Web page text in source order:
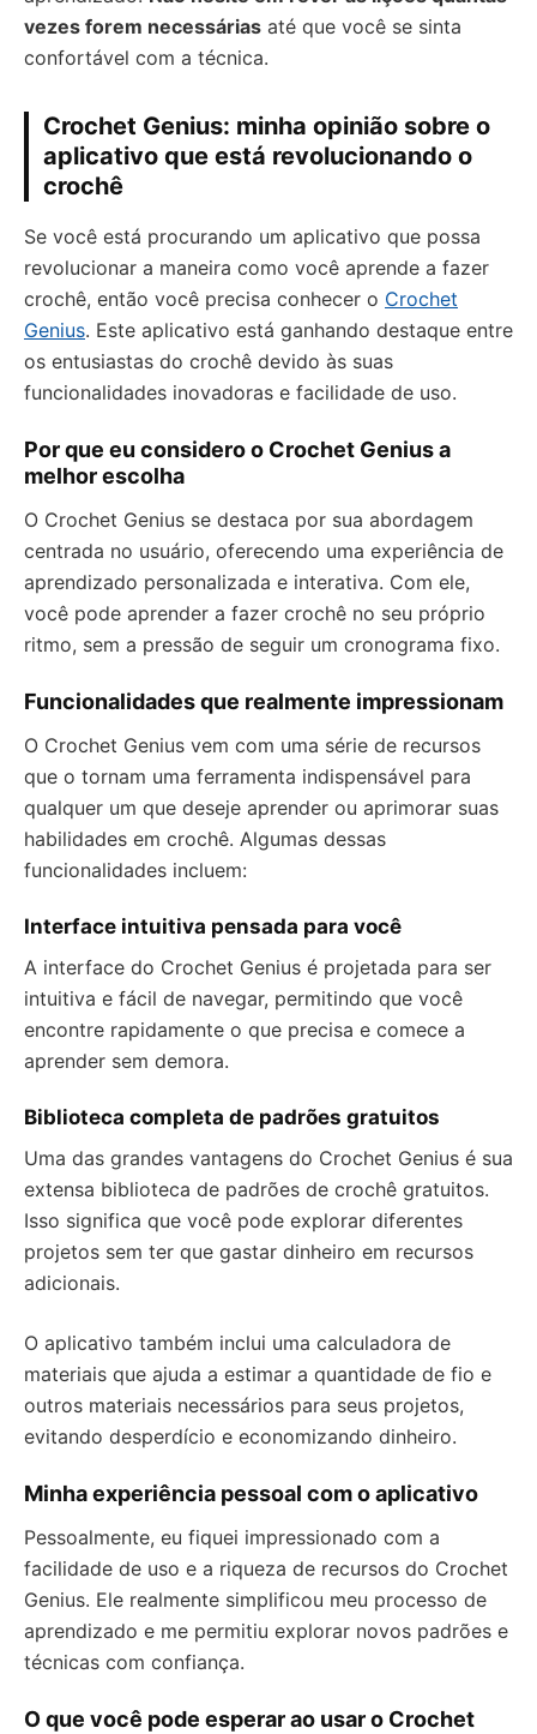
vezes forem necessárias até que você se sinta
confortável com a técnica.
Crochet Genius: minha opinião sobre o
aplicativo que está revolucionando o
crochê
Se você está procurando um aplicativo que possa
revolucionar a maneira como você aprende a fazer
crochê, então você precisa conhecer o Crochet
Genius. Este aplicativo está ganhando destaque entre
os entusiastas do crochê devido às suas
funcionalidades inovadoras e facilidade de uso.
Por que eu considero o Crochet Genius a
melhor escolha
O Crochet Genius se destaca por sua abordagem
centrada no usuário, oferecendo uma experiência de
aprendizado personalizada e interativa. Com ele,
você pode aprender a fazer crochê no seu próprio
ritmo, sem a pressão de seguir um cronograma fixo.
Funcionalidades que realmente impressionam
O Crochet Genius vem com uma série de recursos
que o tornam uma ferramenta indispensável para
qualquer um que deseje aprender ou aprimorar suas
habilidades em crochê. Algumas dessas
funcionalidades incluem:
Interface intuitiva pensada para você
A interface do Crochet Genius é projetada para ser
intuitiva e fácil de navegar, permitindo que você
encontre rapidamente o que precisa e comece a
aprender sem demora.
Biblioteca completa de padrões gratuitos
Uma das grandes vantagens do Crochet Genius é sua
extensa biblioteca de padrões de crochê gratuitos.
Isso significa que você pode explorar diferentes
projetos sem ter que gastar dinheiro em recursos
adicionais.
O aplicativo também inclui uma calculadora de
materiais que ajuda a estimar a quantidade de fio e
outros materiais necessários para seus projetos,
evitando desperdício e economizando dinheiro.
Minha experiência pessoal com o aplicativo
Pessoalmente, eu fiquei impressionado com a
facilidade de uso e a riqueza de recursos do Crochet
Genius. Ele realmente simplificou meu processo de
aprendizado e me permitiu explorar novos padrões e
técnicas com confiança.
O que você pode esperar ao usar o Crochet